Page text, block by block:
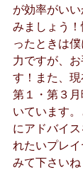
が効率がい
みましょう
ったときは
力ですが、
す！また、
第１・第３
いています
にアドバイ
れたいプレ
みて下さいね